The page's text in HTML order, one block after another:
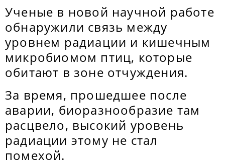
Ученые в новой научной работе
обнаружили связь между
уровнем радиации и кишечным
микробиомом птиц, которые
обитают в зоне отчуждения.
За время, прошедшее после
аварии, биоразнообразие там
расцвело, высокий уровень
радиации этому не стал
помехой.